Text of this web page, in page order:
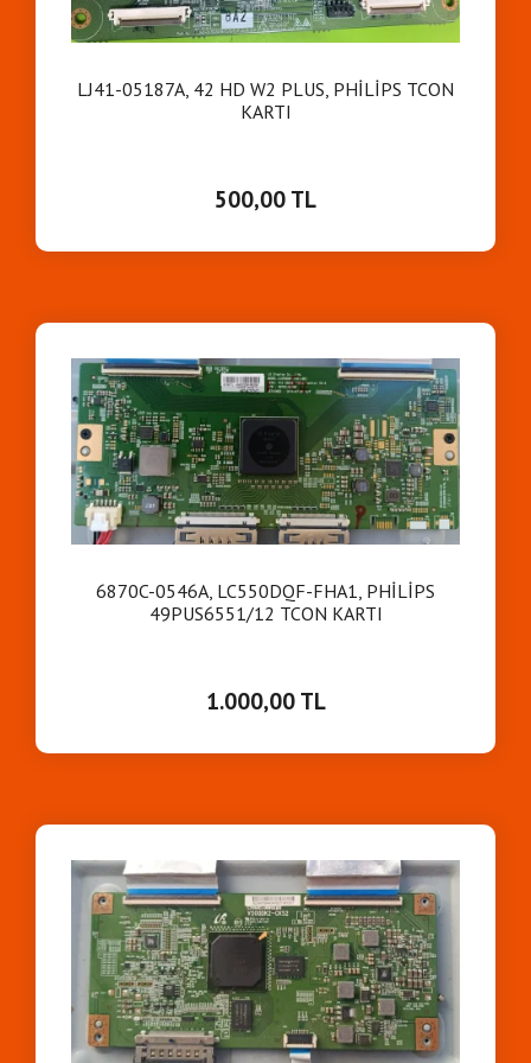
Mert Elektronik
20.05.26
LJ41-05187A, 42 HD W2 PLUS, PHİLİPS TCON
KARTI
500,00 TL
6870C-0546A, LC550DQF-FHA1, PHİLİPS
49PUS6551/12 TCON KARTI
1.000,00 TL